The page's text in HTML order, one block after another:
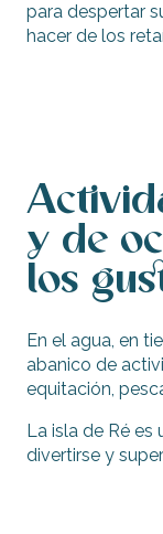
para despertar
hacer de los
y de
los
En el agua, en
abanico de
equitación,
La isla de Ré es
divertirse y